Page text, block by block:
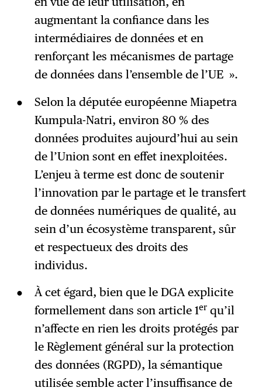
augmentant la confiance dans les
intermédiaires de données et en
renforçant les mécanismes de partage
de données dans l’ensemble de l’UE ».
Selon la députée européenne Miapetra
Kumpula-Natri, environ 80 % des
données produites aujourd’hui au sein
de l’Union sont en effet inexploitées.
L’enjeu à terme est donc de soutenir
l’innovation par le partage et le transfert
de données numériques de qualité, au
sein d’un écosystème transparent, sûr
et respectueux des droits des
individus.
À cet égard, bien que le DGA explicite
formellement dans son article 1erqu’il
n’affecte en rien les droits protégés par
le Règlement général sur la protection
des données (RGPD), la sémantique
utilisée semble acter l’insuffisance de